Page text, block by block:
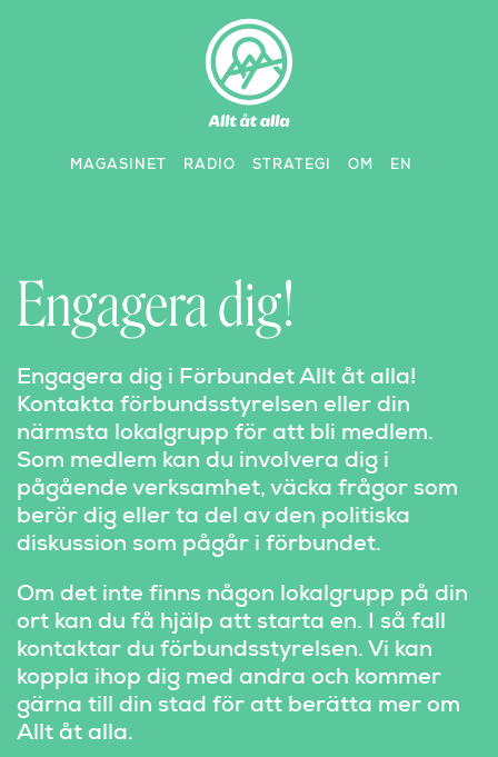
MAGASINET RADIO STRATEGI OM EN
Engagera dig!
Engagera dig i Förbundet Allt åt alla!
Kontakta förbundsstyrelsen eller din
närmsta lokalgrupp för att bli medlem.
Som medlem kan du involvera dig i
pågående verksamhet, väcka frågor som
berör dig eller ta del av den politiska
diskussion som pågår i förbundet.
Om det inte finns någon lokalgrupp på din
ort kan du få hjälp att starta en. I så fall
kontaktar du förbundsstyrelsen. Vi kan
koppla ihop dig med andra och kommer
gärna till din stad för att berätta mer om
Allt åt alla.